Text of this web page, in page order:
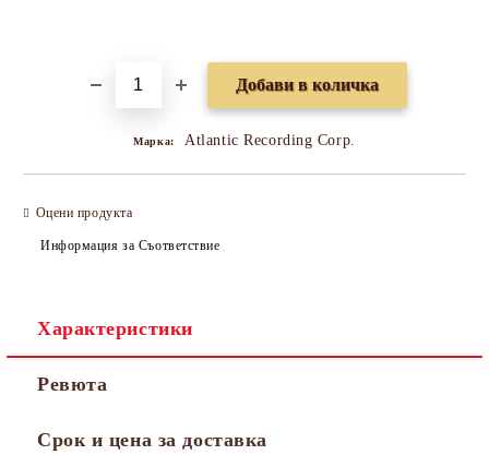
Марка: Atlantic Recording Corp.
Оцени продукта
Информация за Съответствие
Характеристики
Ревюта
Срок и цена за доставка